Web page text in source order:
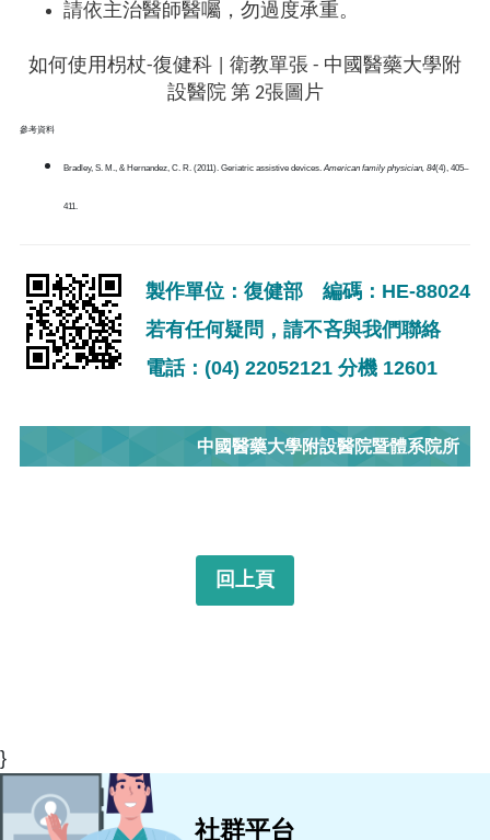
請依主治醫師醫囑，勿過度承重。
參考資料
Bradley, S. M., & Hernandez, C. R. (2011). Geriatric assistive devices.American family physician, 84(4), 405–
411.
製作單位：復健部 編碼：HE-88024
若有任何疑問，請不吝與我們聯絡
電話：(04) 22052121 分機 12601
中國醫藥大學附設醫院暨體系院所
回上頁
}
社群平台